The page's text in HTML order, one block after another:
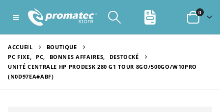
0
ACCUEIL
BOUTIQUE
PC FIXE, PC, BONNES AFFAIRES,
DESTOCKÉ
UNITÉ CENTRALE HP PRODESK 280 G1 TOUR 8GO/500GO/W10PRO
(N0D97EA#ABF)